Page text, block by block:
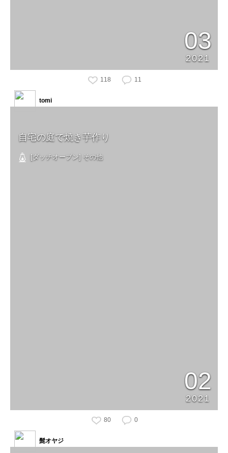
03
2021
118 11
自宅の庭で焼き芋作り
[ダッチオーブン] その他
02
2021
tomi
80 0
髭オヤジ